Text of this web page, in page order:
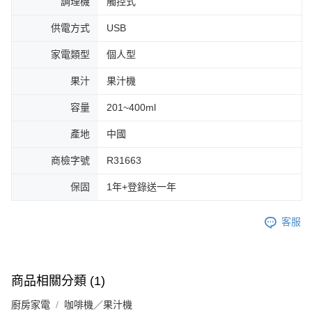
供電方式 USB
家電類型 個人型
果汁 果汁機
容量 201~400ml
產地 中國
商檢字號 R31663
保固 1年+登錄送一年
客服
商品相關分類 (1)
廚房家電 咖啡機／果汁機